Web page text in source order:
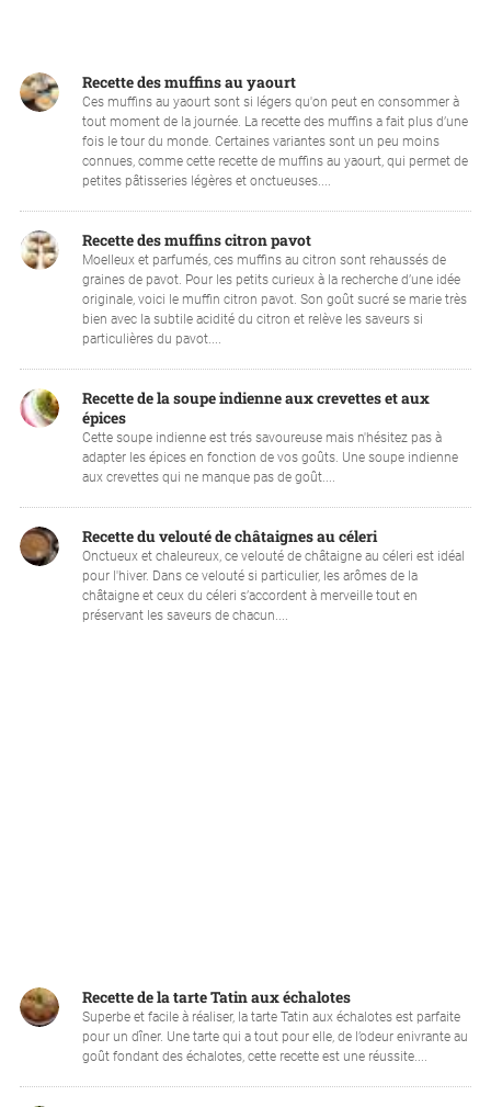
Recette des muffins au yaourt
Ces muffins au yaourt sont si légers qu'on peut en consommer à
tout moment de la journée. La recette des muffins a fait plus d’une
fois le tour du monde. Certaines variantes sont un peu moins
connues, comme cette recette de muffins au yaourt, qui permet de
petites pâtisseries légères et onctueuses....
Recette des muffins citron pavot
Moelleux et parfumés, ces muffins au citron sont rehaussés de
graines de pavot. Pour les petits curieux à la recherche d’une idée
originale, voici le muffin citron pavot. Son goût sucré se marie très
bien avec la subtile acidité du citron et relève les saveurs si
particulières du pavot....
Recette de la soupe indienne aux crevettes et aux
épices
Cette soupe indienne est trés savoureuse mais n'hésitez pas à
adapter les épices en fonction de vos goûts. Une soupe indienne
aux crevettes qui ne manque pas de goût....
Recette du velouté de châtaignes au céleri
Onctueux et chaleureux, ce velouté de châtaigne au céleri est idéal
pour l'hiver. Dans ce velouté si particulier, les arômes de la
châtaigne et ceux du céleri s’accordent à merveille tout en
préservant les saveurs de chacun....
Recette de la tarte Tatin aux échalotes
Superbe et facile à réaliser, la tarte Tatin aux échalotes est parfaite
pour un dîner. Une tarte qui a tout pour elle, de l’odeur enivrante au
goût fondant des échalotes, cette recette est une réussite....